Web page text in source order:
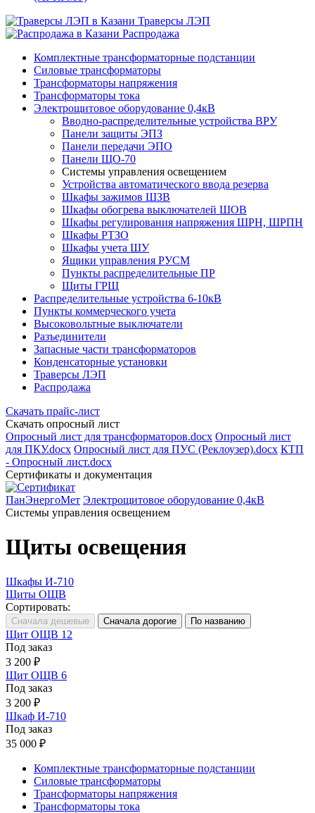
Траверсы ЛЭП
Распродажа
Комплектные трансформаторные подстанции
Силовые трансформаторы
Трансформаторы напряжения
Трансформаторы тока
Электрощитовое оборудование 0,4кВ
Вводно-распределительные устройства ВРУ
Панели защиты ЭПЗ
Панели передачи ЭПО
Панели ЩО-70
Системы управления освещением
Устройства автоматического ввода резерва
Шкафы зажимов ШЗВ
Шкафы обогрева выключателей ШОВ
Шкафы регулирования напряжения ШРН, ШРПН
Шкафы РТЗО
Шкафы учета ШУ
Ящики управления РУСМ
Пункты распределительные ПР
Щиты ГРЩ
Распределительные устройства 6-10кВ
Пункты коммерческого учета
Высоковольтные выключатели
Разъединители
Запасные части трансформаторов
Конденсаторные установки
Траверсы ЛЭП
Распродажа
Скачать прайс-лист
Скачать опросный лист
Опросный лист для трансформаторов.docx Опросный лист
для ПКУ.docx Опросный лист для ПУС (Реклоузер).docx КТП
- Опросный лист.docx
Сертификаты и документация
ПанЭнергоМет Электрощитовое оборудование 0,4кВ
Системы управления освещением
Щиты освещения
Шкафы И-710
Щиты ОЩВ
Сортировать:
Щит ОЩВ 12
Под заказ
3 200 ₽
Щит ОЩВ 6
Под заказ
3 200 ₽
Шкаф И-710
Под заказ
35 000 ₽
Комплектные трансформаторные подстанции
Силовые трансформаторы
Трансформаторы напряжения
Трансформаторы тока